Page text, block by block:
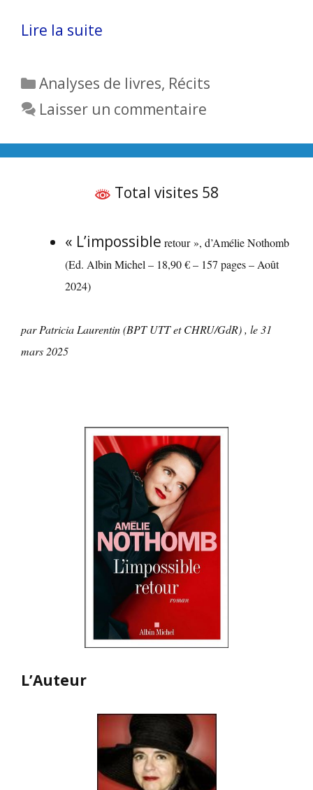
Lire la suite
Catégories
Analyses de livres, Récits
Laisser un commentaire
Total visites 58
« L’impossible retour », d’Amélie Nothomb
(Ed. Albin Michel – 18,90 € – 157 pages – Août
2024)
par Patricia Laurentin (BPT UTT et CHRU/GdR) , le 31
mars 2025
L’Auteur